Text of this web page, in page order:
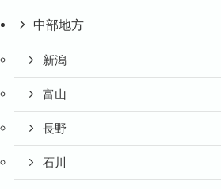
中部地方
新潟
富山
長野
石川